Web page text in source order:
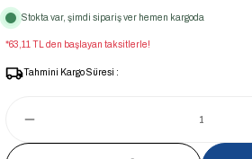
Stokta var, şimdi sipariş ver hemen kargoda
*63,11 TL den başlayan taksitlerle!
Tahmini Kargo Süresi :